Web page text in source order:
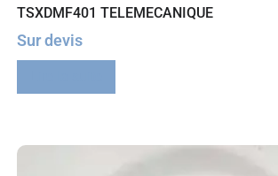
TSXDMF401 TELEMECANIQUE
Sur devis